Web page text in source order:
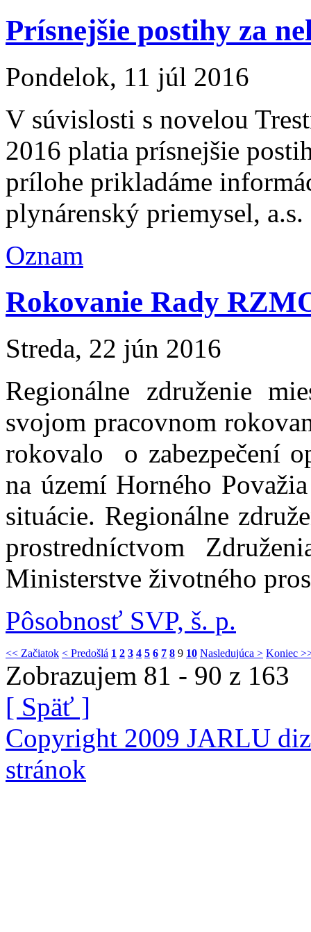
Prísnejšie postihy za
Pondelok, 11 júl 2016
V súvislosti s novelou
2016 platia prísnejšie
prílohe prikladáme
plynárenský priemysel, a.s.
Oznam
Rokovanie Rady
Streda, 22 jún 2016
Regionálne združenie
svojom pracovnom
rokovalo o zabezpečení
na území Horného
situácie. Regionálne
prostredníctvom
Ministerstve životného
Pôsobnosť SVP, š. p.
<< Začiatok < Predošlá 1 2 3 4 5 6 7 8 9 10 Nasledujúca > Koniec
Zobrazujem 81 - 90 z 163
[ Späť ]
Copyright 2009 JARLU
stránok